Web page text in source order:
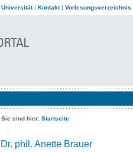
Universität| Kontakt| Vorlesungsverzeichnis
Sie sind hier: Startseite
Dr. phil. Anette Brauer